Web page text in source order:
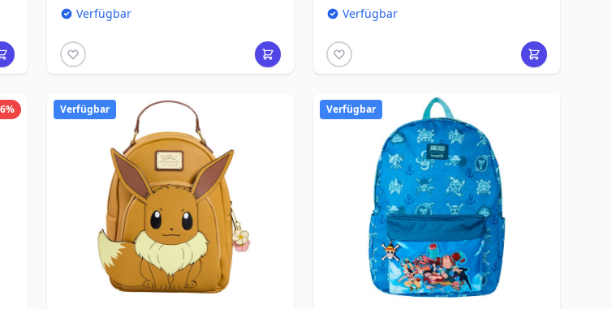
Verfügbar Verfügbar
Verfügbar Verfügbar